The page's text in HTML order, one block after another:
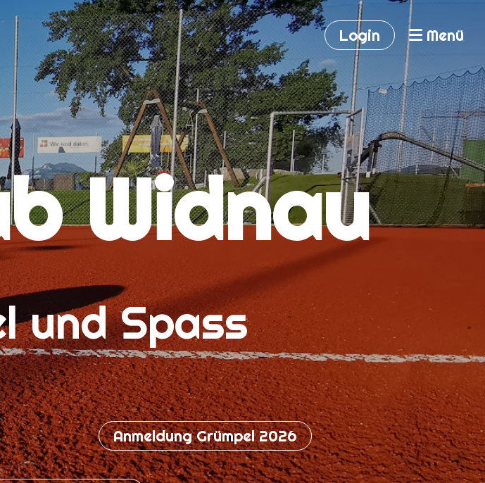
Login Menü
Widnau
und Spass
Anmeldung Grümpel 2026